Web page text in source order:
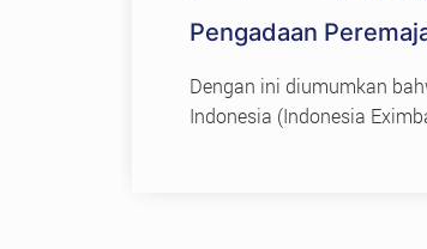
Pengadaan
Dengan ini diumumkan
Indonesia (Indonesia